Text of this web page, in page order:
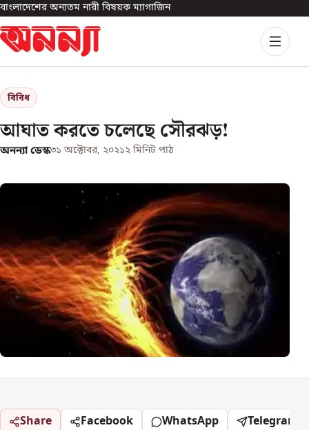
বাংলাদেশের অন্যতম নারী বিষয়ক ম্যাগাজিন
বিবিধ
আঘাত করতে চলেছে সৌরঝড়!
অনন্যা ডেস্ক৩১ অক্টোবর, ২০২১২ মিনিট পাঠ
Share Facebook WhatsApp Telegram